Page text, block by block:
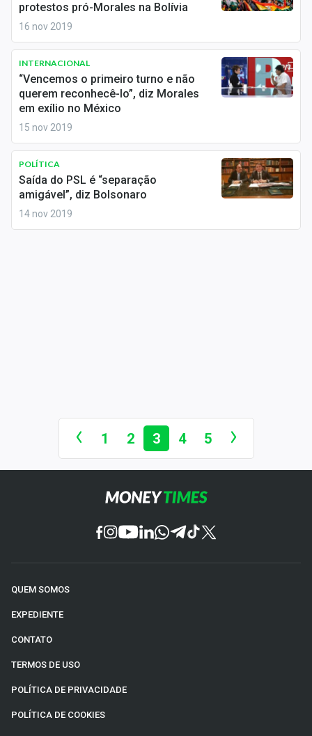
Conteúdo de Marca
Sobre
Expediente
Contato
protestos pró-Morales na Bolívia
16 nov 2019
INTERNACIONAL
“Vencemos o primeiro turno e não
querem reconhecê-lo”, diz Morales
em exílio no México
15 nov 2019
POLÍTICA
Saída do PSL é “separação
amigável”, diz Bolsonaro
14 nov 2019
1 2 3 4 5
QUEM SOMOS
EXPEDIENTE
CONTATO
TERMOS DE USO
POLÍTICA DE PRIVACIDADE
POLÍTICA DE COOKIES